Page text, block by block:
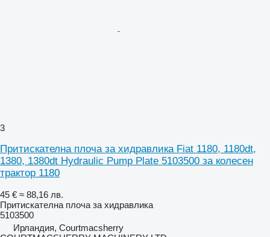
3
Притискателна плоча за хидравлика Fiat 1180, 1180dt,
1380, 1380dt Hydraulic Pump Plate 5103500 за колесен
трактор 1180
45 € ≈ 88,16 лв.
Притискателна плоча за хидравлика
5103500
Ирландия, Courtmacsherry